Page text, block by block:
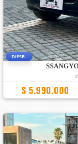
DIESEL
$ 5.990.000